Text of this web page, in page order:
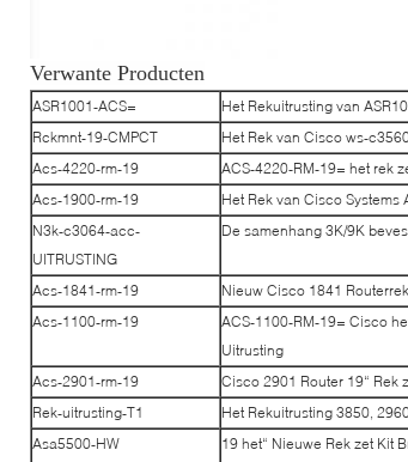
Verwante Producten
ASR1001-ACS=
Het Rekuitrusting van
Rckmnt-19-CMPCT
Het Rek van Cisco ws-
Acs-4220-rm-19
ACS-4220-RM-19= het rek
Acs-1900-rm-19
Het Rek van Cisco
N3k-c3064-acc-
UITRUSTING
De samenhang 3K/9K
Acs-1841-rm-19
Nieuw Cisco 1841
Acs-1100-rm-19
ACS-1100-RM-19= Cisco
Uitrusting
Acs-2901-rm-19
Cisco 2901 Router 19“ Rek
Rek-uitrusting-T1
Het Rekuitrusting 3850,
Asa5500-HW
19 het“ Nieuwe Rek zet Kit